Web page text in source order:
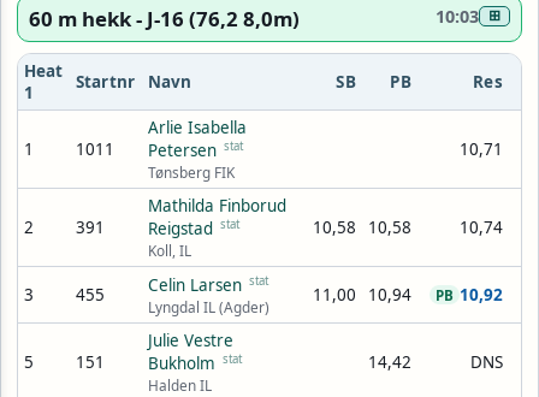
60 m hekk - J-16 (76,2 8,0m) 10:03 ⊞
Heat
1
Startnr Navn SB PB Res
1 1011
Arlie Isabella
Petersen stat
Tønsberg FIK
10,71
2 391
Mathilda Finborud
Reigstad stat
Koll, IL
10,58 10,58 10,74
3 455 Celin Larsen stat
Lyngdal IL (Agder)
11,00 10,94 10,92
PB
5 151
Julie Vestre
Bukholm stat
Halden IL
14,42 DNS